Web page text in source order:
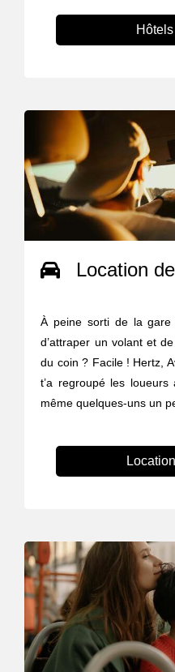
Location
À peine sorti de la gare
d’attraper un volant et
du coin ? Facile ! Hertz,
t’a regroupé les
même quelques-uns un